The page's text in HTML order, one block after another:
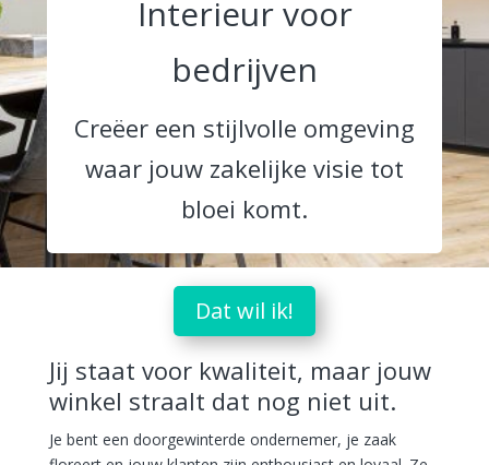
Interieur voor
bedrijven
Creëer een stijlvolle omgeving
waar jouw zakelijke visie tot
bloei komt.
Dat wil ik!
Jij staat voor kwaliteit, maar jouw
winkel straalt dat nog niet uit.
Je bent een doorgewinterde ondernemer, je zaak